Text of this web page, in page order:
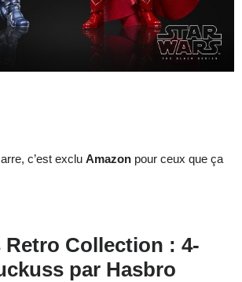
c’est exclu Amazonpour ceux que ça
Retro Collection : 4-
par Hasbro